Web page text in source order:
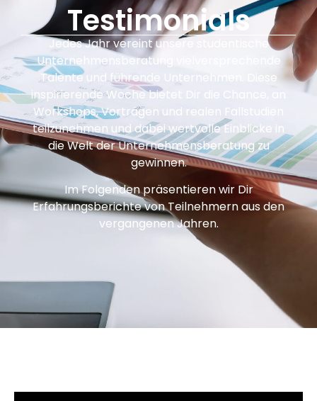
Testimonials
Jedes Jahr vereint unsere studentische
Unternehmensberatung vielversprechende
Talente und führende Unternehmen. Diese
inspirierende Woche bietet Dir die Chance, an
Workshops, Vorträgen und realen Fallstudien
teilzunehmen und dabei wertvolle Einblicke in
die Welt der Unternehmensberatung zu
gewinnen.
Im Folgenden präsentieren wir Dir
Erfahrungsberichte von Teilnehmern aus den
vergangenen Jahren.